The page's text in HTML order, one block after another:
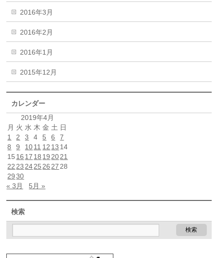
2016年3月
2016年2月
2016年1月
2015年12月
カレンダー
2019年4月
月 火 水 木 金 土 日
1
2 3 4 5 6
7
8
9 1011 12 13 14
15 16 17 18 19 2021
22 23 2425 26 27 28
29 30
« 3月
5月 »
検索